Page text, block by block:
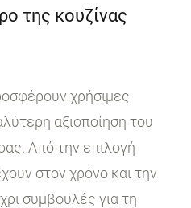
της κουζίνας
χρήσιμες
αξιοποίηση του
Από την επιλογή
στον χρόνο και την
συμβουλές για τη